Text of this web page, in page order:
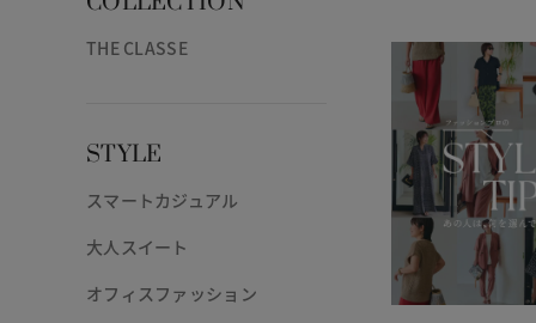
THE CLASSE
STYLE
スマートカジュアル
大人スイート
オフィスファッション